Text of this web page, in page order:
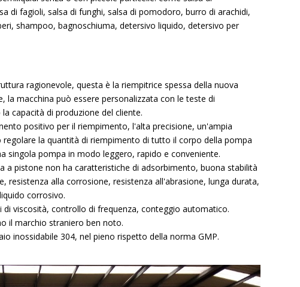
di fagioli, salsa di funghi, salsa di pomodoro, burro di arachidi,
shampoo, bagnoschiuma, detersivo liquido, detersivo per
ragionevole, questa è la riempitrice spessa della nuova
la macchina può essere personalizzata con le teste di
capacità di produzione del cliente.
positivo per il riempimento, l'alta precisione, un'ampia
la quantità di riempimento di tutto il corpo della pompa
singola pompa in modo leggero, rapido e conveniente.
a pistone non ha caratteristiche di adsorbimento, buona stabilità
resistenza alla corrosione, resistenza all'abrasione, lunga durata,
corrosivo.
di viscosità, controllo di frequenza, conteggio automatico.
il marchio straniero ben noto.
inossidabile 304, nel pieno rispetto della norma GMP.